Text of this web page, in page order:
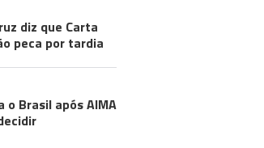
diz que Carta
peca por tardia
o Brasil após AIMA